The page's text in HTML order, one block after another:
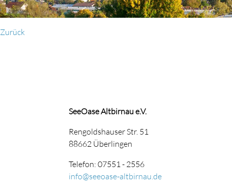
Zurück
SeeOase Altbirnau e.V.
Rengoldshauser Str. 51
88662 Überlingen
Telefon: 07551 - 2556
info@seeoase-altbirnau.de